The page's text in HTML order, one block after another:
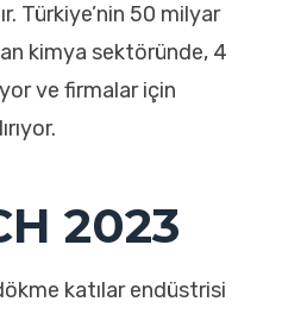
Türkiye’nin 50 milyar
kimya sektöründe, 4
ve firmalar için
2023
katılar endüstrisi